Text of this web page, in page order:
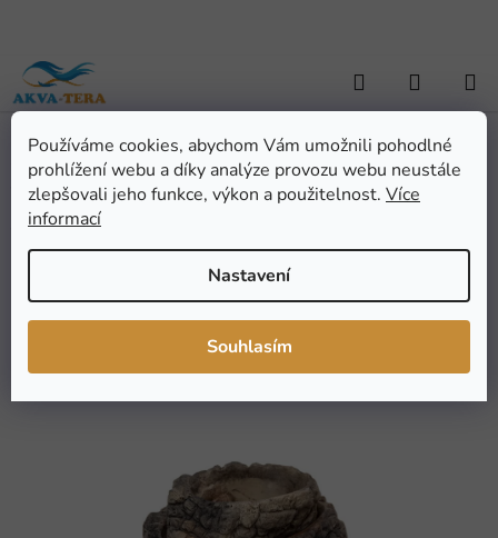
Používáme cookies, abychom Vám umožnili pohodlné
prohlížení webu a díky analýze provozu webu neustále
zlepšovali jeho funkce, výkon a použitelnost. Více
informací
Nastavení
Souhlasím
obsah
Hledat
KOŠÍK
Domů / TERARISTIKA / Terarijní potřeby / Misky, krmítka, napáječky
Terarijní misky - set (2ks) TPS-05S
Terarijní misky - set (2ks)
TPS-05S
hodnocení
0,0
Podrobnosti hodnocení
Značka:ATG